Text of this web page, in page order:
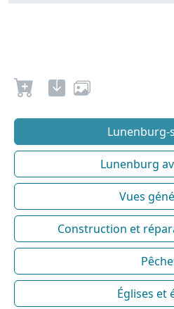
Lunenburg-
Lunenburg
Vues
Construction et
Églises et